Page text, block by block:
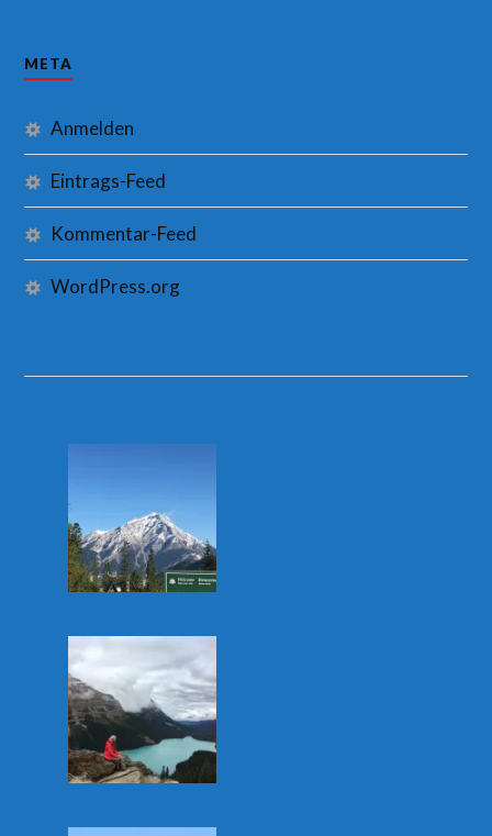
META
Anmelden
Eintrags-Feed
Kommentar-Feed
WordPress.org